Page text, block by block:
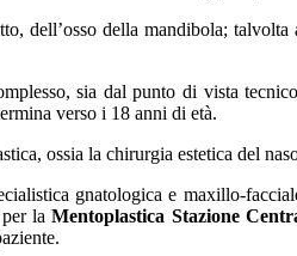
dell’osso della mandibola;
sia dal punto di vista
verso i 18 anni di età.
ossia la chirurgia estetica del
gnatologica e maxillo-
per laMentoplastica Stazione